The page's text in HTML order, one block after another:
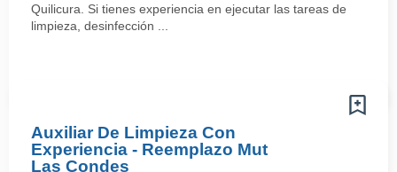
Quilicura. Si tienes experiencia en ejecutar las tareas de
limpieza, desinfección ...
Auxiliar De Limpieza Con
Experiencia - Reemplazo Mut
Las Condes